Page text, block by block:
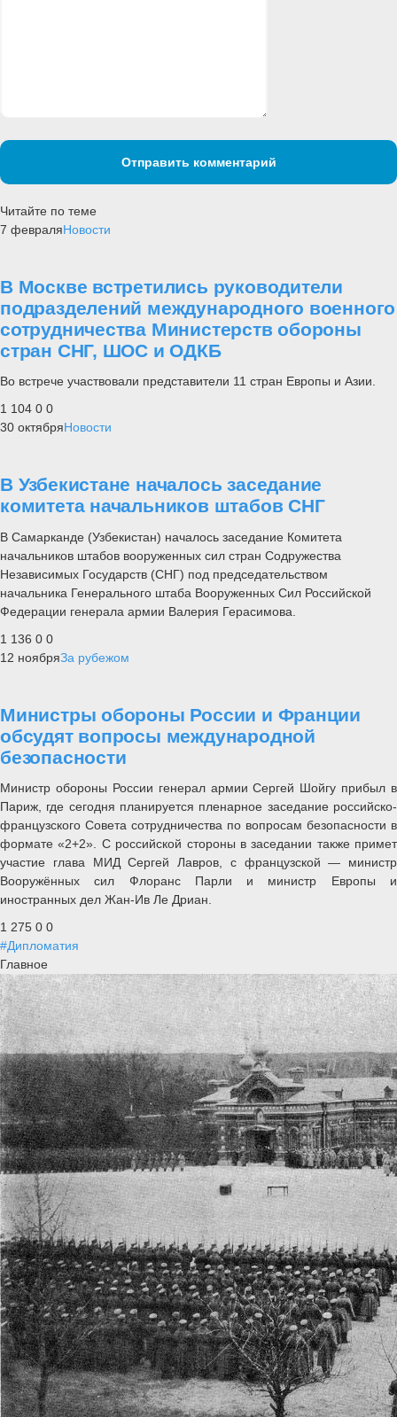
Отправить комментарий
Читайте по теме
7 февраляНовости
В Москве встретились руководители
подразделений международного военного
сотрудничества Министерств обороны
стран СНГ, ШОС и ОДКБ
Во встрече участвовали представители 11 стран Европы и Азии.
1 104 0 0
30 октябряНовости
В Узбекистане началось заседание
комитета начальников штабов СНГ
В Самарканде (Узбекистан) началось заседание Комитета
начальников штабов вооруженных сил стран Содружества
Независимых Государств (СНГ) под председательством
начальника Генерального штаба Вооруженных Сил Российской
Федерации генерала армии Валерия Герасимова.
1 136 0 0
12 ноябряЗа рубежом
Министры обороны России и Франции
обсудят вопросы международной
безопасности
Министр обороны России генерал армии Сергей Шойгу прибыл в
Париж, где сегодня планируется пленарное заседание российско-
французского Совета сотрудничества по вопросам безопасности в
формате «2+2». С российской стороны в заседании также примет
участие глава МИД Сергей Лавров, с французской — министр
Вооружённых сил Флоранс Парли и министр Европы и
иностранных дел Жан-Ив Ле Дриан.
1 275 0 0
#Дипломатия
Главное